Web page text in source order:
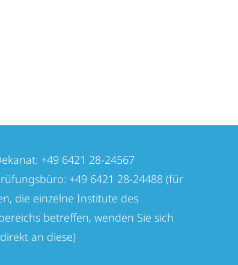
+49 6421 28-24567
+49 6421 28-24488 (für
die einzelne Institute des
betreffen, wenden Sie sich
an diese)